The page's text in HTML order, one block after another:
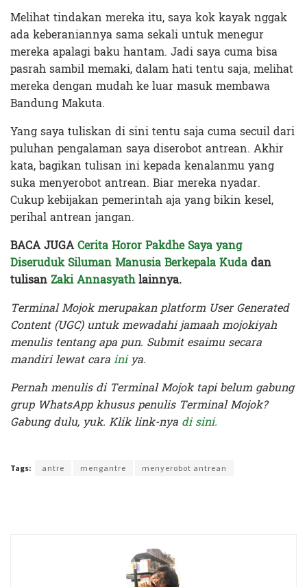
Melihat tindakan mereka itu, saya kok kayak nggak
ada keberaniannya sama sekali untuk menegur
mereka apalagi baku hantam. Jadi saya cuma bisa
pasrah sambil memaki, dalam hati tentu saja, melihat
mereka dengan mudah ke luar masuk membawa
Bandung Makuta.
Yang saya tuliskan di sini tentu saja cuma secuil dari
puluhan pengalaman saya diserobot antrean. Akhir
kata, bagikan tulisan ini kepada kenalanmu yang
suka menyerobot antrean. Biar mereka nyadar.
Cukup kebijakan pemerintah aja yang bikin kesel,
perihal antrean jangan.
BACA JUGACerita Horor Pakdhe Saya yang
Diseruduk Siluman Manusia Berkepala Kudadan
tulisanZaki Annasyathlainnya.
Terminal Mojok merupakan platform User Generated
Content (UGC) untuk mewadahi jamaah mojokiyah
menulis tentang apa pun. Submit esaimu secara
mandiri lewat carainiya.
Pernah menulis di Terminal Mojok tapi belum gabung
grup WhatsApp khusus penulis Terminal Mojok?
Gabung dulu, yuk. Klik link-nya di sini.
Tags: antre mengantre menyerobot antrean